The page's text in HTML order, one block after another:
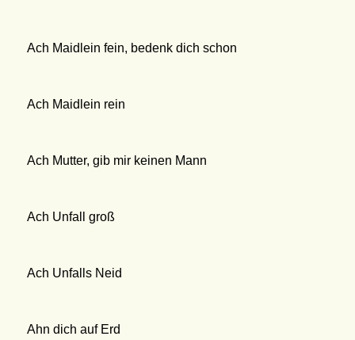
Ach Maidlein fein, bedenk dich schon
Ach Maidlein rein
Ach Mutter, gib mir keinen Mann
Ach Unfall groß
Ach Unfalls Neid
Ahn dich auf Erd